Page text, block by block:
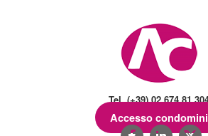
Tel. (+39)
Accesso condomini